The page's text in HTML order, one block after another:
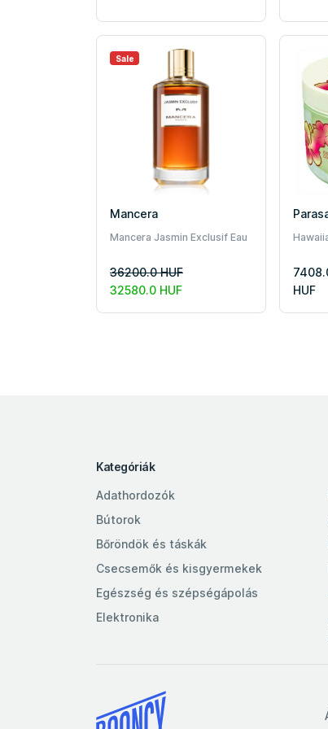
Sale
Mancera
Mancera Jasmin Exclusif Eau
36200.0 HUF
32580.0 HUF
HUF
Kategóriák
Adathordozók
Bútorok
Bőröndök és táskák
Csecsemők és kisgyermekek
Egészség és szépségápolás
Elektronika